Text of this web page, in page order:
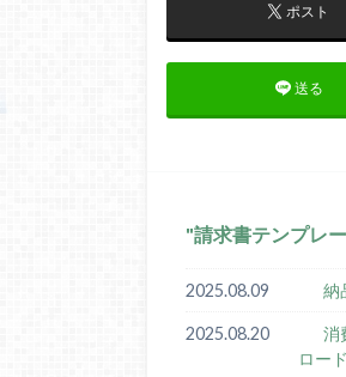
ポスト
送る
請求書テンプレ
2025.08.09 納
2025.08.20
消
ロー